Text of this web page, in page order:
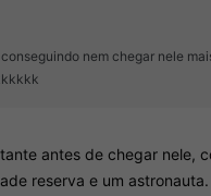
nem chegar nele
antes de chegar nele,
reserva e um